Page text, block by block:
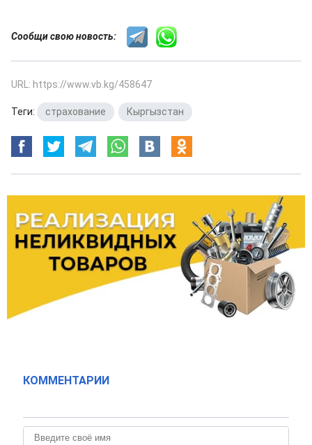
Сообщи свою новость:
URL: https://www.vb.kg/458647
Теги: страхование Кыргызстан
КОММЕНТАРИИ